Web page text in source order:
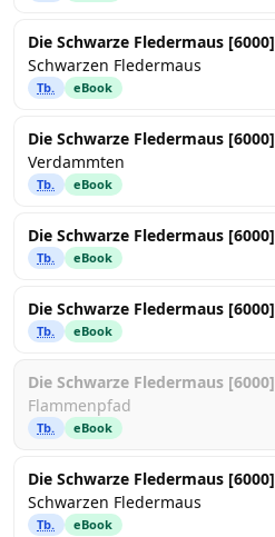
Die Schwarze Fledermaus [6000]
Schwarzen Fledermaus
Tb. eBook
Die Schwarze Fledermaus [6000]
Verdammten
Tb. eBook
Die Schwarze Fledermaus [6000]
Tb. eBook
Die Schwarze Fledermaus [6000]
Tb. eBook
Die Schwarze Fledermaus [6000]
Flammenpfad
Tb. eBook
Die Schwarze Fledermaus [6000]
Schwarzen Fledermaus
Tb. eBook